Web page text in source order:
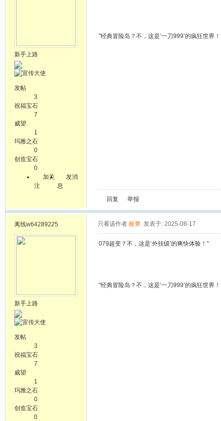
新手上路
发帖
3
祝福宝石
7
威望
1
玛雅之石
0
创造宝石
0
加关
注
发消
息
"经典冒险岛？不，这是‘一刀999’的疯狂世界
回复 举报
离线w64289225
新手上路
发帖
3
祝福宝石
7
威望
1
玛雅之石
0
创造宝石
0
只看该作者 板凳 发表于: 2025-08-17
079超变？不，这是‘外挂级’的爽快体验！"
"经典冒险岛？不，这是‘一刀999’的疯狂世界